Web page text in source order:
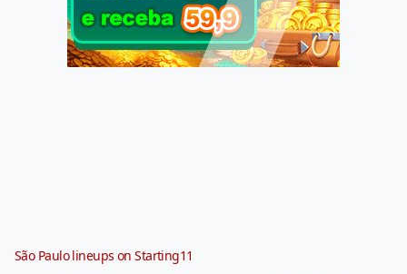
São Paulo lineups on Starting11